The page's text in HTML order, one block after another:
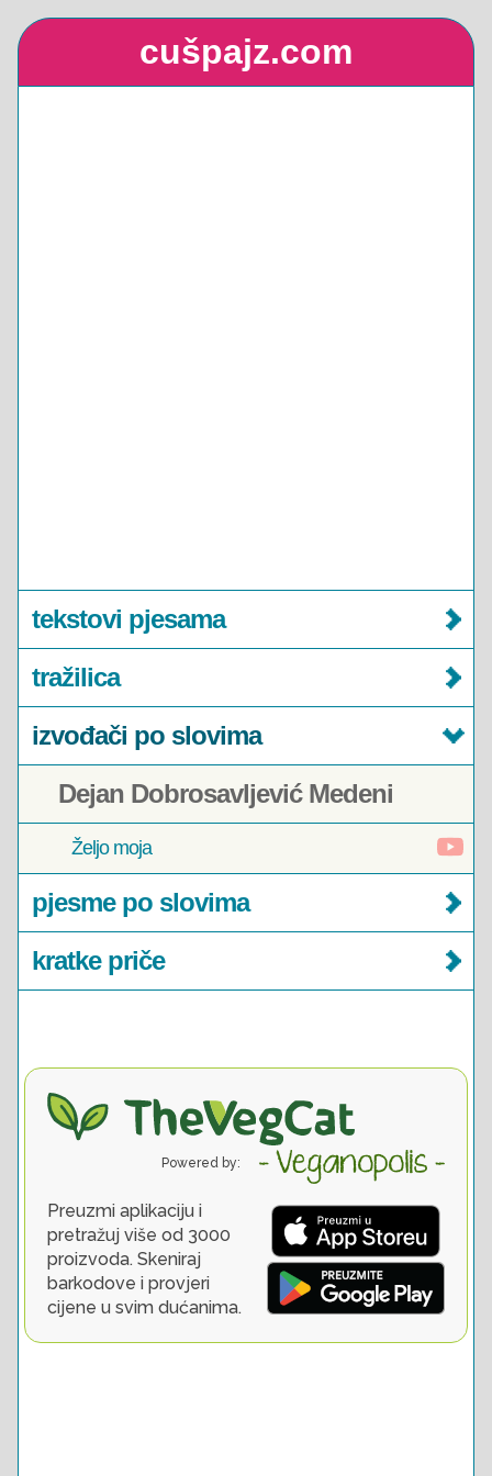
cušpajz.com
tekstovi pjesama
tražilica
izvođači po slovima
Dejan Dobrosavljević Medeni
Željo moja
pjesme po slovima
kratke priče